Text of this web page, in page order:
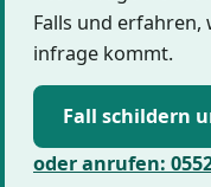
Falls und
infrage kommt.
Fall schildern
oder anrufen: